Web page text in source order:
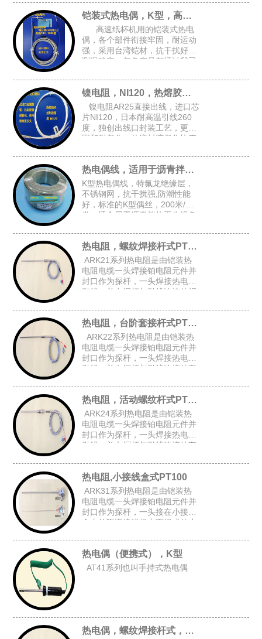
的锁孔，安装空间要求小，适合
包装设备的加热磨具，热封刀铠装式热电偶，K型，高速纸杯机K型偶
高速纸杯机用的铠装式热电
偶，各个部件衔接牢固，耐运动
强，采用台湾铠材，抗干扰好，
测温稳定，每条产品都经过我司
检测，确保每条产品都是完好的
才能出厂
镍电阻，NI120，热熔胶机胶管感温头
镍电阻AR25直接出线，进口芯
片NI120，日本耐高温引线260
度，独创出线口封装工艺，更牢
固和耐老化，传统封胶老化快寿
5*30，4*30
热电偶线，适用于沥青拌热再生设备
K型热电偶线，特氟龙绝缘层，
不锈钢网，抗干扰强,防潮性能
好，标准的K型偶丝，200米/
卷，适合用于沥青拌热再生设备
合
热电阻，螺纹焊接杆式PT100
ARK21系列热电阻是由铠装热
电阻电缆一头焊接铂电阻元件并
封口作为探杆，一头焊接热电阻
引线，并在探杆与引线连接处焊
纹焊接杆式铠装热电阻。
热电阻，台阶套接杆式PT100
ARK22系列热电阻是由铠装热
电阻电缆一头焊接铂电阻元件并
封口作为探杆，一头焊接热电阻
引线，并在探杆与引线连接处套
阶套接杆式铠装热电阻。
热电阻，活动螺纹杆式PT100
ARK24系列热电阻是由铠装热
电阻电缆一头焊接铂电阻元件并
封口作为探杆，一头焊接热电阻
引线，并在探杆与引线连接处套
上活动螺纹而组成的活动螺纹杆
式铠装热电阻。
热电阻,小接线盒式PT100
ARK31系列热电阻是由铠装热
电阻电缆一头焊接铂电阻元件并
封口作为探杆，一头接在小接线
盒内的陶瓷接线板上而组成的小
热电偶（便携式），K型
AT41系列也叫手持式热电偶
热电偶，螺纹焊接杆式，K型